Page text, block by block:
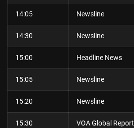
14:05 Newsline
14:30 Newsline
15:00 Headline News
15:05 Newsline
15:20 Newsline
15:30 VOA Global Report